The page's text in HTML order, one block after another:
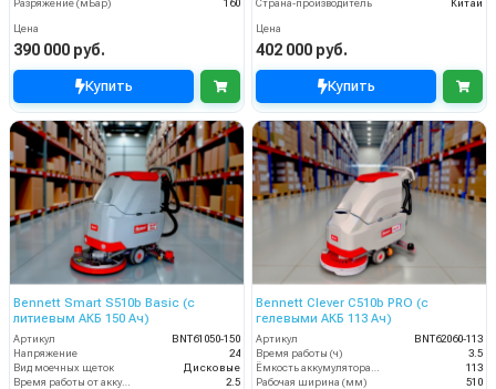
Разряжение (мБар)
160
Цена
390 000 руб.
Купить
Страна-производитель
Китай
Цена
402 000 руб.
Купить
Bennett Smart S510b Basic (с
литиевым АКБ 150 Ач)
Артикул
BNT61050-150
Напряжение
24
Вид моечных щеток
Дисковые
Время работы от аккумуляторов (ч)
2.5
Bennett Clever C510b PRO (с
гелевыми АКБ 113 Ач)
Артикул
BNT62060-113
Время работы (ч)
3.5
113
Рабочая ширина (мм)
510